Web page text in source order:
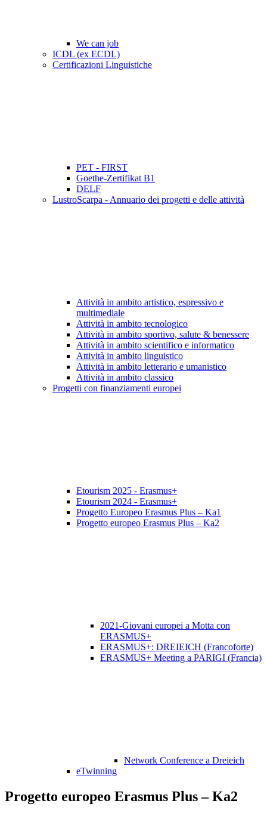
We can job
ICDL (ex ECDL)
Certificazioni Linguistiche
PET - FIRST
Goethe-Zertifikat B1
DELF
LustroScarpa - Annuario dei progetti e delle attività
Attività in ambito artistico, espressivo e
multimediale
Attività in ambito tecnologico
Attività in ambito sportivo, salute & benessere
Attività in ambito scientifico e informatico
Attività in ambito linguistico
Attività in ambito letterario e umanistico
Attività in ambito classico
Progetti con finanziamenti europei
Etourism 2025 - Erasmus+
Etourism 2024 - Erasmus+
Progetto Europeo Erasmus Plus – Ka1
Progetto europeo Erasmus Plus – Ka2
2021-Giovani europei a Motta con
ERASMUS+
ERASMUS+: DREIEICH (Francoforte)
ERASMUS+ Meeting a PARIGI (Francia)
Network Conference a Dreieich
eTwinning
Progetto europeo Erasmus Plus – Ka2